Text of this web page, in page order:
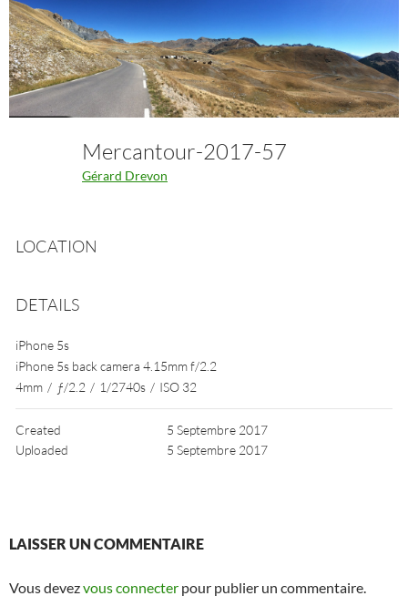
Mercantour-2017-57
Gérard Drevon
LOCATION
DETAILS
iPhone 5s
iPhone 5s back camera 4.15mm f/2.2
4mm / ƒ/2.2 / 1/2740s / ISO 32
Created
5 Septembre 2017
Uploaded
5 Septembre 2017
LAISSER UN COMMENTAIRE
Vous devezvous connecter pour publier un commentaire.